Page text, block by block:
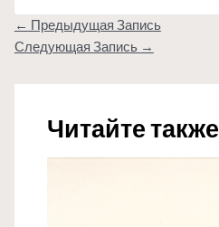
← Предыдущая Запись
Следующая Запись →
Читайте также